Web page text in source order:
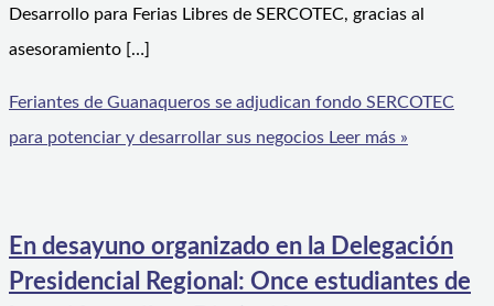
Desarrollo para Ferias Libres de SERCOTEC, gracias al
asesoramiento […]
Feriantes de Guanaqueros se adjudican fondo SERCOTEC
para potenciar y desarrollar sus negocios Leer más »
En desayuno organizado en la Delegación
Presidencial Regional: Once estudiantes de